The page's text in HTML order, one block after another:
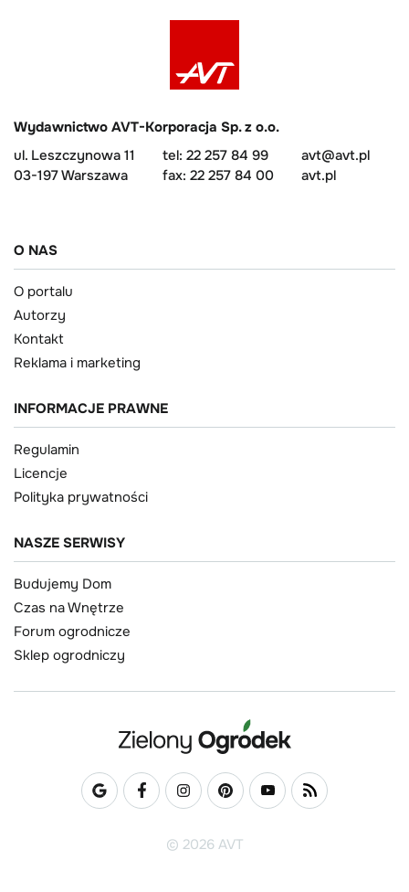
Wydawnictwo AVT-Korporacja Sp. z o.o.
ul. Leszczynowa 11
03-197 Warszawa
tel: 22 257 84 99
fax: 22 257 84 00
avt@avt.pl
avt.pl
O NAS
O portalu
Autorzy
Kontakt
Reklama i marketing
INFORMACJE PRAWNE
Regulamin
Licencje
Polityka prywatności
NASZE SERWISY
Budujemy Dom
Czas na Wnętrze
Forum ogrodnicze
Sklep ogrodniczy
© 2026 AVT